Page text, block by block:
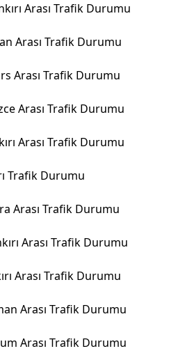
Arası Trafik Durumu
Arası Trafik Durumu
Arası Trafik Durumu
Arası Trafik Durumu
Arası Trafik Durumu
Trafik Durumu
Arası Trafik Durumu
Arası Trafik Durumu
Arası Trafik Durumu
Arası Trafik Durumu
Arası Trafik Durumu